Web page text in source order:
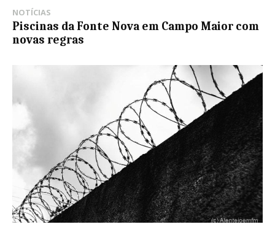
NOTÍCIAS
Piscinas da Fonte Nova em Campo Maior com
novas regras